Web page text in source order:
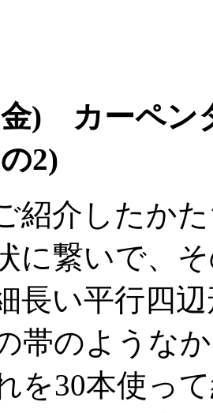
) カーペン
2)
紹介したかた
に繋いで、
長い平行四
帯のような
を30本使っ